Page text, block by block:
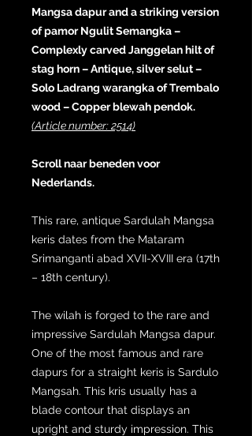
Mangsa dapur and a striking version
of pamor Ngulit Semangka –
Complexly carved Janggelan hilt of
stag horn – Antique, silver selut –
Solo Ladrang warangka of Trembalo
wood – Copper blewah pendok.
(Article number: 2514)
Scroll naar beneden voor
Nederlands.
This rare, antique Sardulah Mangsa
keris dates from the Mataram
Srimanganti abad XVII-XVIII era (17th
– 18th century).
The wilah is forged to the rare and
impressive Sardulah Mangsa dapur.
One of the most famous and rare
dapurs for a straight keris is Sardulo
Mangsah. This kris usually has a
blade contour that displays an
upright and sturdy impression. This